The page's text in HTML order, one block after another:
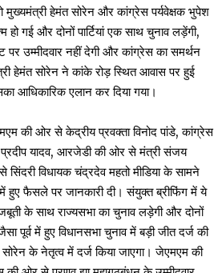
मुख्यमंत्री हेमंत सोरेन और कांग्रेस पर्यवेक्षक भुपेश
गई और दोनों पार्टियां एक साथ चुनाव लड़ेंगी,
पर उम्मीदवार नहीं देगी और कांग्रेस का समर्थन
हेमंत सोरेन ने कांके रोड़ स्थित आवास पर हुई
आधिकारिक एलान कर दिया गया।
की ओर से केद्रीय प्रवक्ता विनोद पांडे, कांग्रेस
यादव, आरजेडी की ओर से मंत्री संजय
विधायक चंद्रदेव महतो मीडिया के सामने
फैसले पर जानकारी दी। संयुक्त ब्रीफिंग में ये
के साथ राज्यसभा का चुनाव लड़ेगी और दोनों
पूर्व में हुए विधानसभा चुनाव में बड़ी जीत दर्ज की
के नेतृत्व में दर्ज किया जाएगा। जेएमएम की